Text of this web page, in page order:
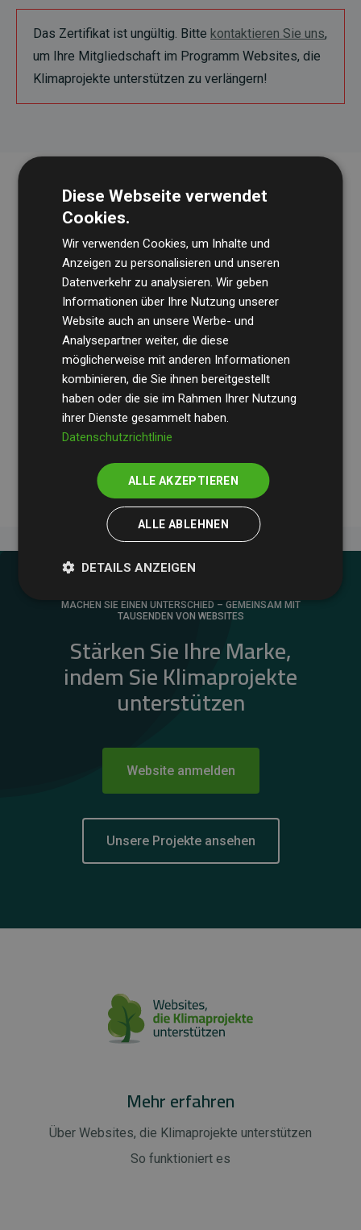
Das Zertifikat ist ungültig. Bitte kontaktieren Sie uns,
um Ihre Mitgliedschaft im Programm Websites, die
Klimaprojekte unterstützen zu verlängern!
Die Wirtschaftsprüfungsgesellschaft BDOüberprüft
regelmäßig unsere Berechnungen und Methodik, um
Transparenz und Verlässlichkeit sicherzustellen.
Ihre Prüfungen belegen, dass unsere Investitionen in
Klimaschutzprojekte im Durchschnitt200 % der
geschätzten CO₂-Emissionender teilnehmenden
Websites kompensieren – ein klarer Nachweis für die
messbare Klimawirkung unseres Ansatzes.
MACHEN SIE EINEN UNTERSCHIED – GEMEINSAM MIT
TAUSENDEN VON WEBSITES
Stärken Sie Ihre Marke,
indem Sie Klimaprojekte
unterstützen
Website anmelden
Unsere Projekte ansehen
Mehr erfahren
Über Websites, die Klimaprojekte unterstützen
So funktioniert es
Diese Webseite verwendet
Cookies.
Wir verwenden Cookies, um Inhalte und
Anzeigen zu personalisieren und unseren
Datenverkehr zu analysieren. Wir geben
Informationen über Ihre Nutzung unserer
Website auch an unsere Werbe- und
Analysepartner weiter, die diese
möglicherweise mit anderen Informationen
kombinieren, die Sie ihnen bereitgestellt
haben oder die sie im Rahmen Ihrer Nutzung
ihrer Dienste gesammelt haben.
Datenschutzrichtlinie
ALLE AKZEPTIEREN
ALLE ABLEHNEN
DETAILS ANZEIGEN